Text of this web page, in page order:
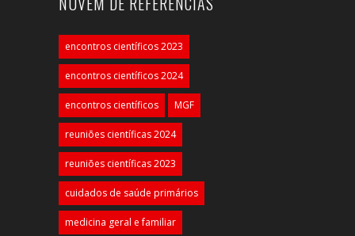
encontros científicos 2023
encontros científicos 2024
encontros científicos MGF
reuniões científicas 2024
reuniões científicas 2023
cuidados de saúde primários
medicina geral e familiar